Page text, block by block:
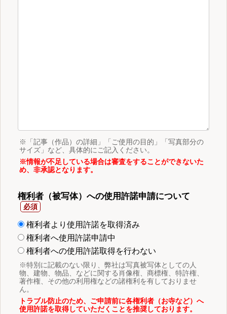
※「記事（作品）の詳細」「ご使用の目的」「写真部分の
サイズ」など、具体的にご記入ください。
※情報が不足している場合は審査をすることができないた
め、非承認となります。
権利者（被写体）への使用許諾申請について
権利者より使用許諾を取得済み
権利者へ使用許諾申請中
権利者への使用許諾取得を行わない
※特別に記載のない限り、弊社は写真被写体としての人
物、建物、物品、などに関する肖像権、商標権、特許権、
著作権、その他の利用権などの諸権利を有しておりませ
ん。
トラブル防止のため、ご申請前に各権利者（お寺など）へ
使用許諾を取得していただくことを推奨しております。